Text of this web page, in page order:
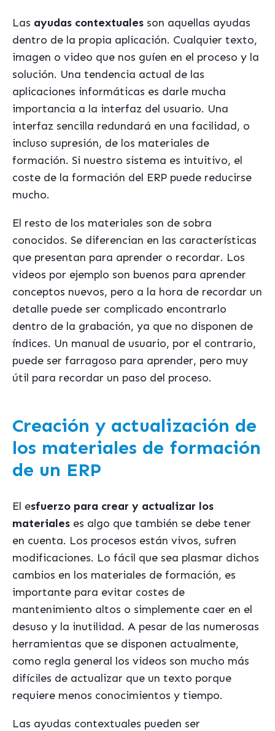
Las ayudas contextuales son aquellas ayudas
dentro de la propia aplicación. Cualquier texto,
imagen o video que nos guíen en el proceso y la
solución. Una tendencia actual de las
aplicaciones informáticas es darle mucha
importancia a la interfaz del usuario. Una
interfaz sencilla redundará en una facilidad, o
incluso supresión, de los materiales de
formación. Si nuestro sistema es intuitivo, el
coste de la formación del ERP puede reducirse
mucho.
El resto de los materiales son de sobra
conocidos. Se diferencian en las características
que presentan para aprender o recordar. Los
videos por ejemplo son buenos para aprender
conceptos nuevos, pero a la hora de recordar un
detalle puede ser complicado encontrarlo
dentro de la grabación, ya que no disponen de
índices. Un manual de usuario, por el contrario,
puede ser farragoso para aprender, pero muy
útil para recordar un paso del proceso.
Creación y actualización de
los materiales de formación
de un ERP
El esfuerzo para crear y actualizar los
materiales es algo que también se debe tener
en cuenta. Los procesos están vivos, sufren
modificaciones. Lo fácil que sea plasmar dichos
cambios en los materiales de formación, es
importante para evitar costes de
mantenimiento altos o simplemente caer en el
desuso y la inutilidad. A pesar de las numerosas
herramientas que se disponen actualmente,
como regla general los videos son mucho más
difíciles de actualizar que un texto porque
requiere menos conocimientos y tiempo.
Las ayudas contextuales pueden ser